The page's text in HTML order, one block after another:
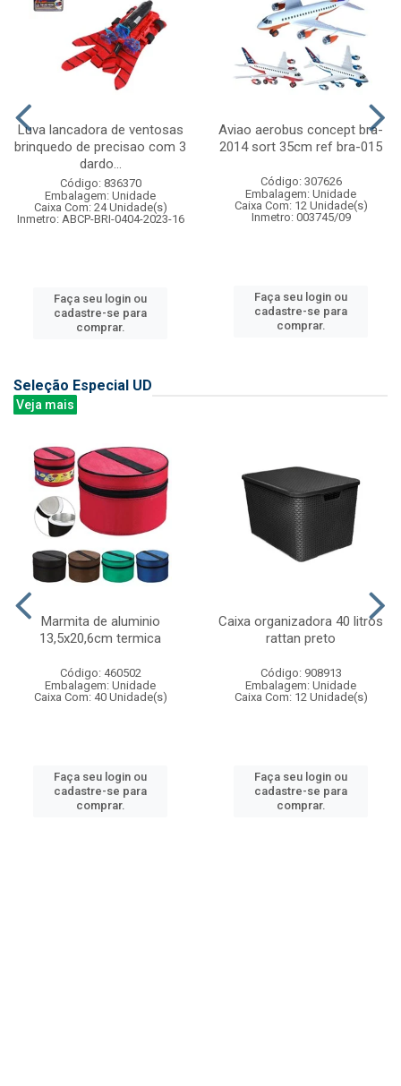
Luva lancadora de ventosas
brinquedo de precisao com 3
dardo...
Código: 836370
Embalagem: Unidade
Caixa Com: 24 Unidade(s)
Inmetro: ABCP-BRI-0404-2023-16
Faça seu login ou
cadastre-se para
comprar.
Aviao aerobus concept bra-
2014 sort 35cm ref bra-015
Código: 307626
Embalagem: Unidade
Caixa Com: 12 Unidade(s)
Inmetro: 003745/09
Faça seu login ou
cadastre-se para
comprar.
Seleção Especial UD
Veja mais
Marmita de aluminio
13,5x20,6cm termica
Código: 460502
Embalagem: Unidade
Caixa Com: 40 Unidade(s)
Faça seu login ou
cadastre-se para
comprar.
Caixa organizadora 40 litros
rattan preto
Código: 908913
Embalagem: Unidade
Caixa Com: 12 Unidade(s)
Faça seu login ou
cadastre-se para
comprar.